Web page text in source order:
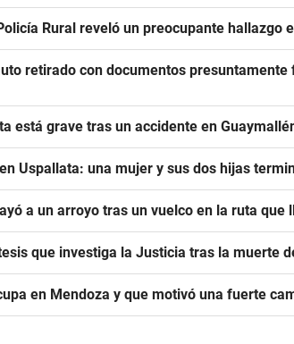
Rural reveló un preocupante hallazgo
retirado con documentos presuntamente
está grave tras un accidente en
Uspallata: una mujer y sus dos hijas
a un arroyo tras un vuelco en la ruta que
que investiga la Justicia tras la muerte
en Mendoza y que motivó una fuerte